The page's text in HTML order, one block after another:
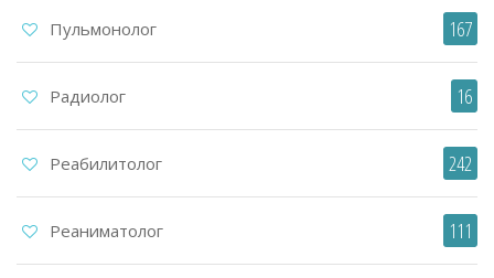
Пульмонолог 167
Радиолог 16
Реабилитолог 242
Реаниматолог 111